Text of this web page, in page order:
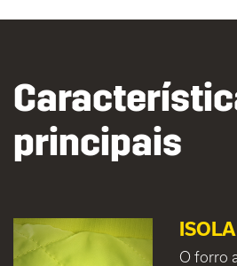
principais
O forro